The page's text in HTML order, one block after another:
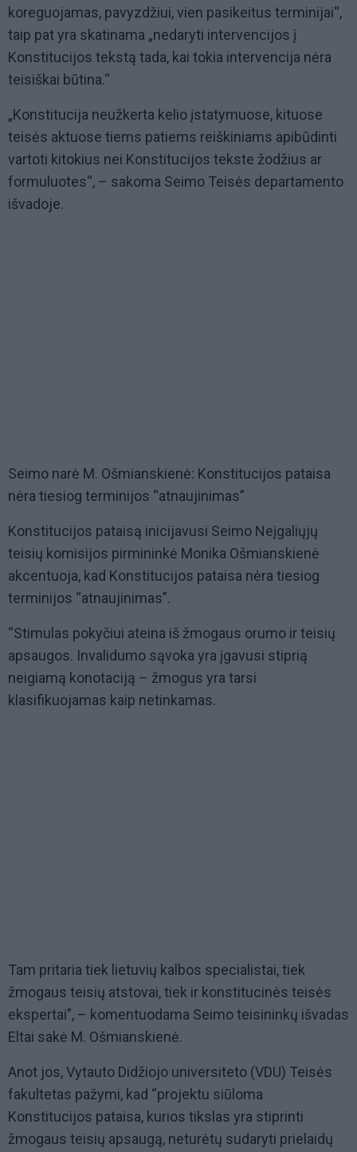
koreguojamas, pavyzdžiui, vien pasikeitus terminijai“,
taip pat yra skatinama „nedaryti intervencijos į
Konstitucijos tekstą tada, kai tokia intervencija nėra
teisiškai būtina.“
„Konstitucija neužkerta kelio įstatymuose, kituose
teisės aktuose tiems patiems reiškiniams apibūdinti
vartoti kitokius nei Konstitucijos tekste žodžius ar
formuluotes“, – sakoma Seimo Teisės departamento
išvadoje.
Seimo narė M. Ošmianskienė: Konstitucijos pataisa
nėra tiesiog terminijos “atnaujinimas”
Konstitucijos pataisą inicijavusi Seimo Neįgaliųjų
teisių komisijos pirmininkė Monika Ošmianskienė
akcentuoja, kad Konstitucijos pataisa nėra tiesiog
terminijos “atnaujinimas”.
“Stimulas pokyčiui ateina iš žmogaus orumo ir teisių
apsaugos. Invalidumo sąvoka yra įgavusi stiprią
neigiamą konotaciją – žmogus yra tarsi
klasifikuojamas kaip netinkamas.
Tam pritaria tiek lietuvių kalbos specialistai, tiek
žmogaus teisių atstovai, tiek ir konstitucinės teisės
ekspertai”, – komentuodama Seimo teisininkų išvadas
Eltai sakė M. Ošmianskienė.
Anot jos, Vytauto Didžiojo universiteto (VDU) Teisės
fakultetas pažymi, kad “projektu siūloma
Konstitucijos pataisa, kurios tikslas yra stiprinti
žmogaus teisių apsaugą, neturėtų sudaryti prielaidų